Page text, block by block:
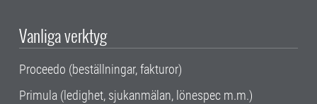
Vanliga verktyg
Proceedo (beställningar, fakturor)
Primula (ledighet, sjukanmälan, lönespec m.m.)